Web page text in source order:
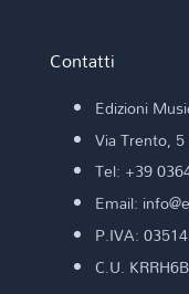
Contatti
Edizioni
Via Trento,
Tel: +39
Email:
P.IVA:
C.U.